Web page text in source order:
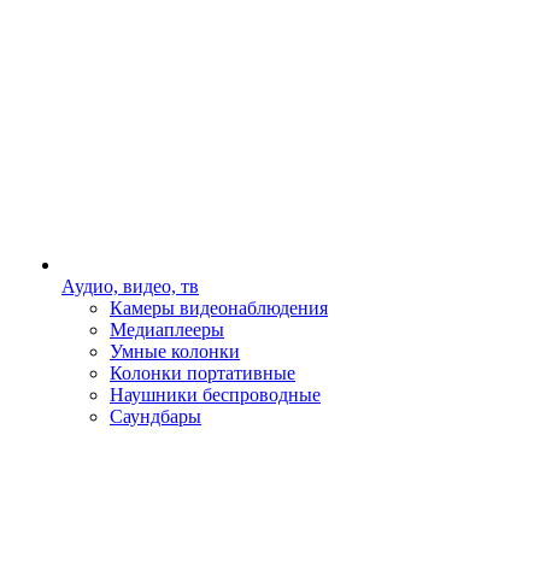
Аудио, видео, тв
Камеры видеонаблюдения
Медиаплееры
Умные колонки
Колонки портативные
Наушники беспроводные
Саундбары